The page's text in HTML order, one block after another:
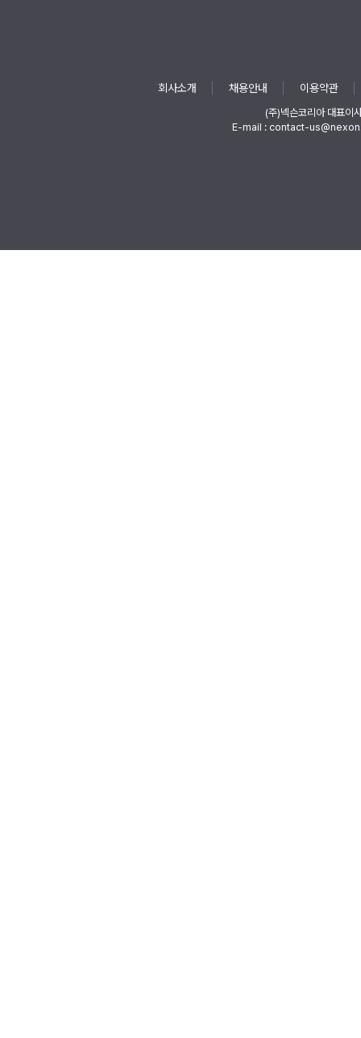
회사소개 채용안내 이용약관
(주)넥슨코리아 대표이
E-mail : contact-